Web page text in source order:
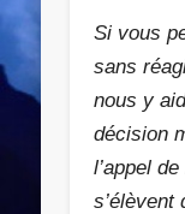
Si vous
sans
nous y
décision
l’appel
s’élèvent